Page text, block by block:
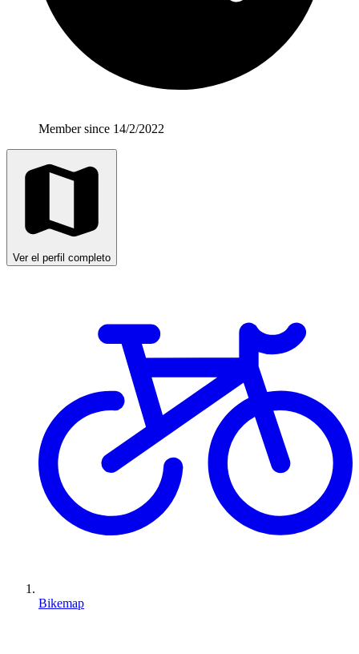
Member since 14/2/2022
Ver el perfil completo
Bikemap